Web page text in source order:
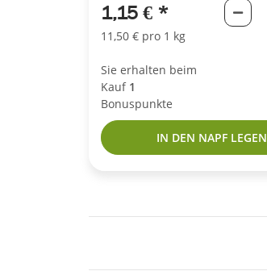
1,15 € *
11,50 € pro 1 kg
Sie erhalten beim
Kauf 1
Bonuspunkte
IN DEN NAPF LEGEN